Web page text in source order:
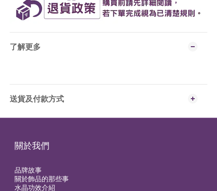
了解更多
送貨及付款方式
關於我們
品牌故事
關於飾品的那些事
水晶功效介紹